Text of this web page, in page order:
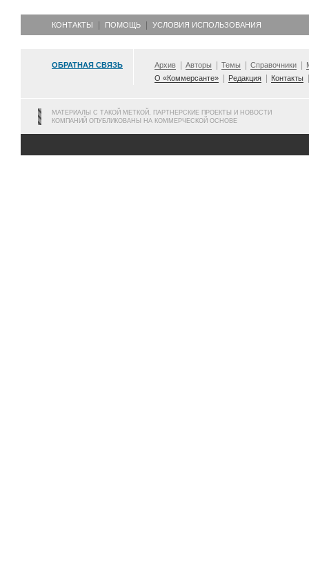
КОНТАКТЫ ПОМОЩЬ УСЛОВИЯ ИСПОЛЬЗОВАНИЯ
ОБРАТНАЯ СВЯЗЬ Архив Авторы Темы Справочники
О «Коммерсанте»
Редакция Контакты
МАТЕРИАЛЫ С ТАКОЙ МЕТКОЙ, ПАРТНЕРСКИЕ ПРОЕКТЫ И НОВОСТИ
КОМПАНИЙ ОПУБЛИКОВАНЫ НА КОММЕРЧЕСКОЙ ОСНОВЕ